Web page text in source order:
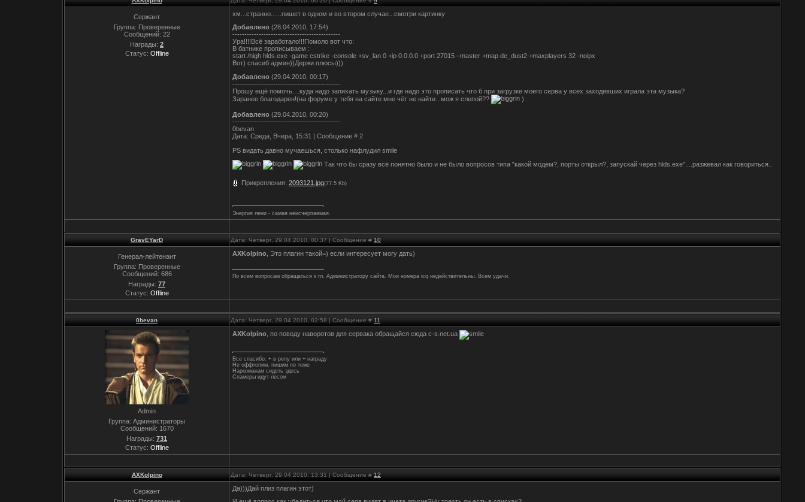
Сержант
Группа: Проверенные
Сообщений: 22
Награды: 2
Статус: Offline
хм...странно......пишет в одном и во втором случае...смотри картинку
Добавлено (28.04.2010, 17:54)
---------------------------------------------
Ура!!!!Всё заработало!!!Помоло вот что:
В батнике прописываем :
start /high hlds.exe -game cstrike -console +sv_lan 0 +ip 0.0.0.0 +port 27015 –master +map de_dust2 +maxplayers 32 -noipx
Вот) спасиб админ))Держи плюсы)))
Добавлено (29.04.2010, 00:17)
---------------------------------------------
Прошу ещё помочь....куда надо запихать музыку...и где надо это прописать что б при загрузке моего серва у всех заходивших играла эта музыка?
Заранее благодарен!(на форуме у тебя на сайте мне чёт не найти...мож я слепой??
)
Добавлено (29.04.2010, 00:20)
---------------------------------------------
0bevan
Дата: Среда, Вчера, 15:31 | Сообщение # 2
PS видать давно мучаешься, столько нафлудил smile
Так что бы сразу всё понятно было и не было вопросов типа "какой модем?, порты открыл?, запускай через hlds.exe"....разжевал как говориться..
Прикрепления: 2093121.jpg(77.5 Kb)
Энергия лени - самая неисчерпаемая.
GravEYarD Дата: Четверг, 29.04.2010, 00:37 | Сообщение # 10
Генерал-лейтенант
Группа: Проверенные
Сообщений: 686
Награды: 77
Статус: Offline
AXKolpino , Это плагин такой=) если интересует могу дать)
По всем вопросам обращаться к гл. Администратору сайта. Мои номера icq недействительны. Всем удачи.
0bevan Дата: Четверг, 29.04.2010, 02:58 | Сообщение # 11
Admin
Группа: Администраторы
Сообщений: 1670
Награды: 731
Статус: Offline
AXKolpino, по поводу наворотов для сервака обращайся сюда c-s.net.ua
Все спасибо: + в репу или + награду
Не оффтопим, пишим по теме
Наркоманам сидеть здесь
Спамеры идут лесом
AXKolpino Дата: Четверг, 29.04.2010, 13:31 | Сообщение # 12
Сержант
Да)))Дай плиз плагин этот)